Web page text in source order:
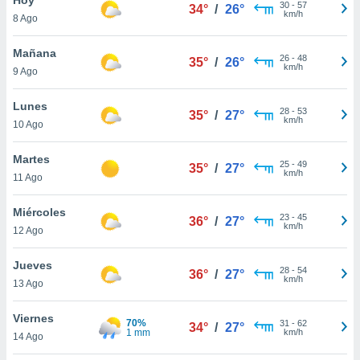
y
en
más
de
8 Ago
34° / 26° 30- 57
km/h
Mañana
9 Ago
35° / 26° 26- 48
km/h
Lunes
10 Ago
35° / 27° 28- 53
km/h
Martes
11 Ago
35° / 27° 25- 49
km/h
Miércoles
12 Ago
36° / 27° 23- 45
km/h
Jueves
13 Ago
36° / 27° 28- 54
km/h
Viernes
14 Ago
70%
1 mm
34° / 27° 31 - 62
km/h